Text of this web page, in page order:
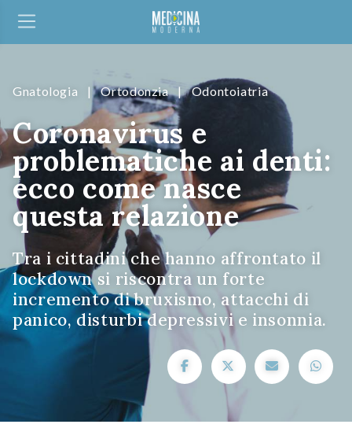
Gnatologia | Ortodonzia | Odontoiatria
Coronavirus e
problematiche ai denti:
ecco come nasce
questa relazione
Tra i cittadini che hanno affrontato il
lockdown si riscontra un forte
incremento di bruxismo, attacchi di
panico, disturbi depressivi e insonnia.